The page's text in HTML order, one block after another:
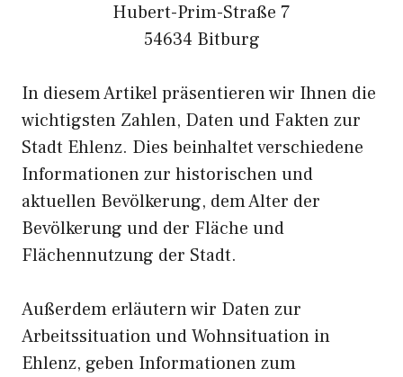
Hubert-Prim-Straße 7
54634 Bitburg
In diesem Artikel präsentieren wir Ihnen die
wichtigsten Zahlen, Daten und Fakten zur
Stadt Ehlenz. Dies beinhaltet verschiedene
Informationen zur historischen und
aktuellen Bevölkerung, dem Alter der
Bevölkerung und der Fläche und
Flächennutzung der Stadt.
Außerdem erläutern wir Daten zur
Arbeitssituation und Wohnsituation in
Ehlenz, geben Informationen zum